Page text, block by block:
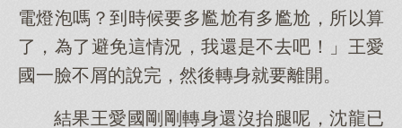
電燈泡嗎？到時候要多尷尬有多尷尬，所以算
了，為了避免這情況，我還是不去吧！」王愛
國一臉不屑的說完，然後轉身就要離開。
結果王愛國剛剛轉身還沒抬腿呢，沈龍已